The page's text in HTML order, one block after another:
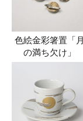
色絵金彩箸置「月
の満ち欠け」